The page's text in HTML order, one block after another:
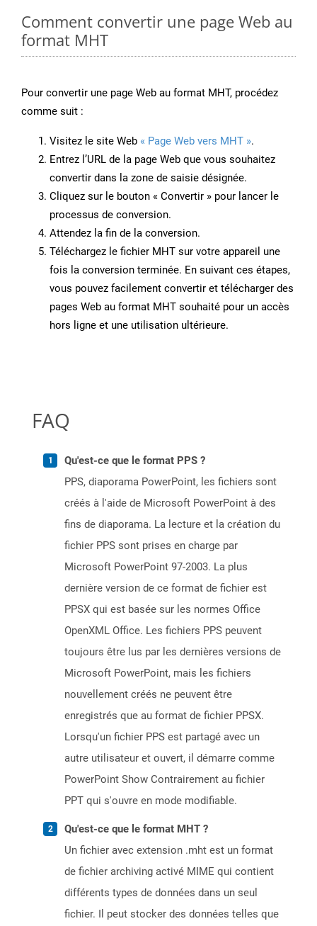
Comment convertir une page Web au
format MHT
Pour convertir une page Web au format MHT, procédez
comme suit :
Visitez le site Web « Page Web vers MHT ».
Entrez l’URL de la page Web que vous souhaitez
convertir dans la zone de saisie désignée.
Cliquez sur le bouton « Convertir » pour lancer le
processus de conversion.
Attendez la fin de la conversion.
Téléchargez le fichier MHT sur votre appareil une
fois la conversion terminée. En suivant ces étapes,
vous pouvez facilement convertir et télécharger des
pages Web au format MHT souhaité pour un accès
hors ligne et une utilisation ultérieure.
FAQ
Qu'est-ce que le format PPS ?
PPS, diaporama PowerPoint, les fichiers sont
créés à l'aide de Microsoft PowerPoint à des
fins de diaporama. La lecture et la création du
fichier PPS sont prises en charge par
Microsoft PowerPoint 97-2003. La plus
dernière version de ce format de fichier est
PPSX qui est basée sur les normes Office
OpenXML Office. Les fichiers PPS peuvent
toujours être lus par les dernières versions de
Microsoft PowerPoint, mais les fichiers
nouvellement créés ne peuvent être
enregistrés que au format de fichier PPSX.
Lorsqu'un fichier PPS est partagé avec un
autre utilisateur et ouvert, il démarre comme
PowerPoint Show Contrairement au fichier
PPT qui s'ouvre en mode modifiable.
Qu'est-ce que le format MHT ?
Un fichier avec extension .mht est un format
de fichier archiving activé MIME qui contient
différents types de données dans un seul
fichier. Il peut stocker des données telles que